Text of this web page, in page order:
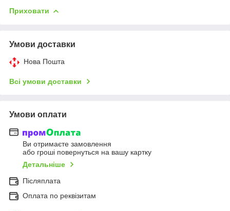
Приховати
Умови доставки
Нова Пошта
Всі умови доставки
Умови оплати
Ви отримаєте замовлення
або гроші повернуться на вашу картку
Детальніше
Післяплата
Оплата по реквізитам